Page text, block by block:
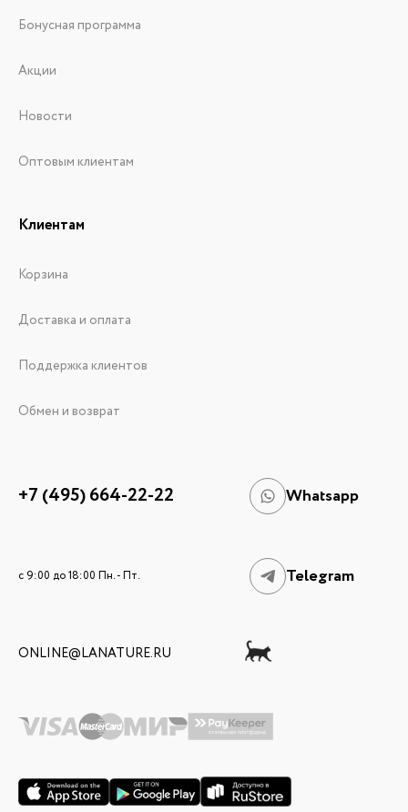
Бонусная программа
Акции
Новости
Оптовым клиентам
Клиентам
Корзина
Доставка и оплата
Поддержка клиентов
Обмен и возврат
+7 (495) 664-22-22 Whatsapp
c 9:00 до 18:00 Пн. - Пт. Telegram
ONLINE@LANATURE.RU